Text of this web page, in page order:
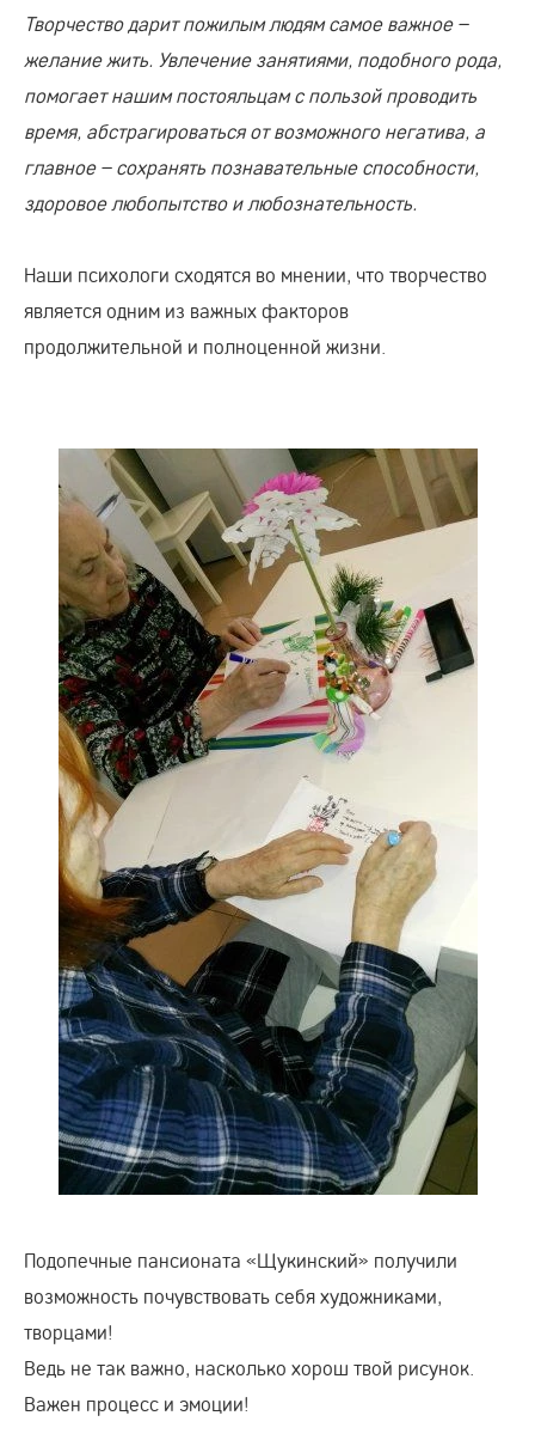
Творчество дарит пожилым людям самое важное –
желание жить. Увлечение занятиями, подобного рода,
помогает нашим постояльцам с пользой проводить
время, абстрагироваться от возможного негатива, а
главное – сохранять познавательные способности,
здоровое любопытство и любознательность.
Наши психологи сходятся во мнении, что творчество
является одним из важных факторов
продолжительной и полноценной жизни.
Подопечные пансионата «Щукинский» получили
возможность почувствовать себя художниками,
творцами!
Ведь не так важно, насколько хорош твой рисунок.
Важен процесс и эмоции!